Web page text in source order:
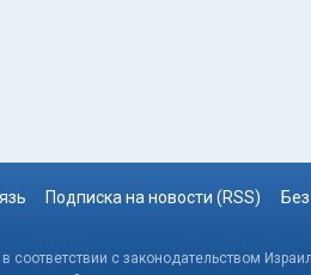
Подписка на новости (RSS)
с законодательством